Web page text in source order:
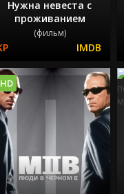
Нужна невеста с
проживанием
(фильм)
HD